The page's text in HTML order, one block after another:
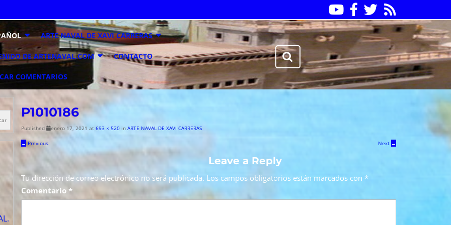
YoutubeFacebookTwitter
ARTE NAVAL DE XAVI CARRERAS
DE ARTENAVAL.COM CONTACTO
COMENTARIOS
Search
P1010186
Published enero 17, 2021 at 693 × 520in ARTE NAVAL DE XAVI CARRERAS
←Previous Next →
Leave a Reply
Tu dirección de correo electrónico no será publicada. Los campos obligatorios están marcados con *
Comentario *